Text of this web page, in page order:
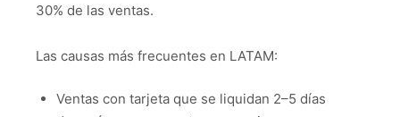
30% de las ventas.
Las causas más frecuentes en LATAM:
Ventas con tarjeta que se liquidan 2–5 días